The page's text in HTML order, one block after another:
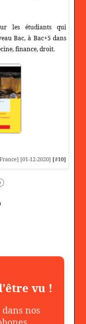
les étudiants qui
Bac, à Bac+5 dans
finance, droit.
[01-12-2020] [#10]
vu !
nos